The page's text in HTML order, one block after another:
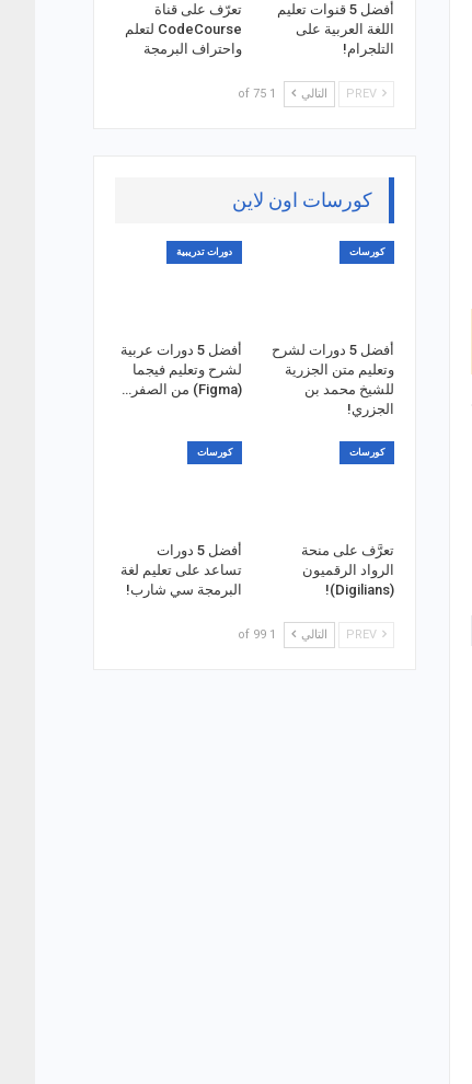
أفضل 5 قنوات تعليم
اللغة العربية على
التلجرام!
تعرّف على قناة
CodeCourse لتعلم
واحتراف البرمجة
التالي 1 of 75
كورسات اون لاين
كورسات
أفضل 5 دورات لشرح
وتعليم متن الجزرية
للشيخ محمد بن
الجزري!
دورات تدريبية
أفضل 5 دورات عربية
لشرح وتعليم فيجما
(Figma) من الصفر…
كورسات
تعرَّف على منحة
الرواد الرقميون
(Digilians)!
كورسات
أفضل 5 دورات
تساعد على تعليم لغة
البرمجة سي شارب!
التالي 1 of 99